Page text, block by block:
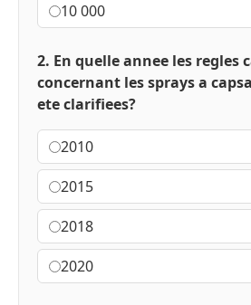
10 000
2. En quelle annee les regles
concernant les sprays a
ete clarifiees?
2010
2015
2018
2020